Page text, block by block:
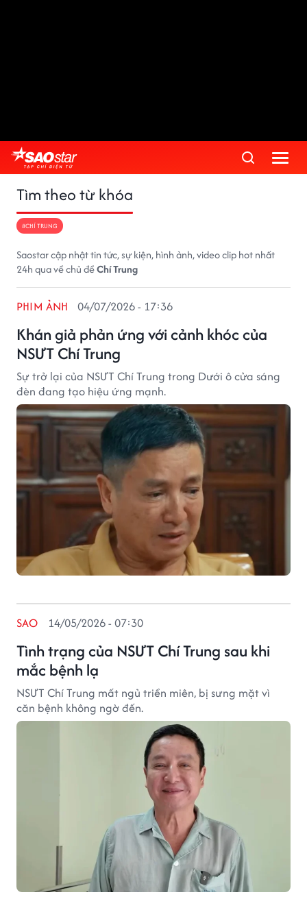
Tìm theo từ khóa
#CHÍ TRUNG
Saostar cập nhật tin tức, sự kiện, hình ảnh, video clip hot nhất
24h qua về chủ đềChí Trung
Khán giả phản ứng với cảnh khóc của
NSƯT Chí Trung
PHIM ẢNH 04/07/2026 - 17:36
Sự trở lại của NSƯT Chí Trung trong Dưới ô cửa sáng
đèn đang tạo hiệu ứng mạnh.
Tình trạng của NSƯT Chí Trung sau khi
mắc bệnh lạ
SAO 14/05/2026 - 07:30
NSƯT Chí Trung mất ngủ triền miên, bị sưng mặt vì
căn bệnh không ngờ đến.